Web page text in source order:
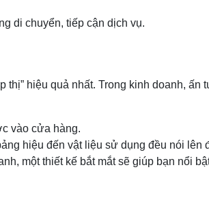
di chuyển, tiếp cận dịch vụ.
thị” hiệu quả nhất. Trong kinh doanh,
vào cửa hàng.
hiệu đến vật liệu sử dụng đều nói lên
một thiết kế bắt mắt sẽ giúp bạn nổi